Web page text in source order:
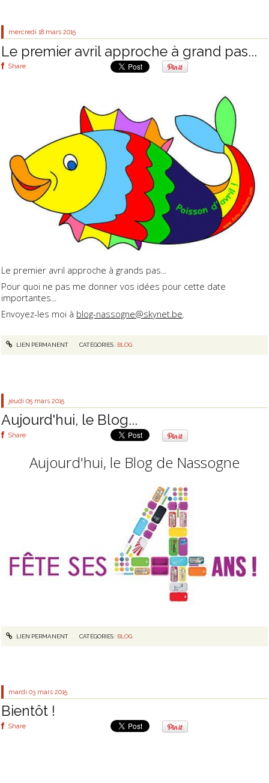
mercredi 18 mars 2015
Le premier avril approche à grand pas...
Share
Le premier avril approche à grands pas...
Pour quoi ne pas me donner vos idées pour cette date
importantes...
Envoyez-les moi à blog-nassogne@skynet.be
LIEN PERMANENT CATÉGORIES : BLOG
jeudi 05 mars 2015
Aujourd'hui, le Blog...
Share
Aujourd'hui, le Blog de Nassogne
LIEN PERMANENT CATÉGORIES : BLOG
mardi 03 mars 2015
Bientôt !
Share